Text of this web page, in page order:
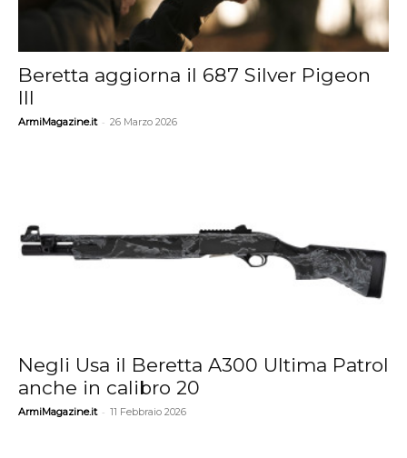
Beretta aggiorna il 687 Silver Pigeon
III
ArmiMagazine.it - 26 Marzo 2026
Negli Usa il Beretta A300 Ultima Patrol
anche in calibro 20
ArmiMagazine.it - 11 Febbraio 2026